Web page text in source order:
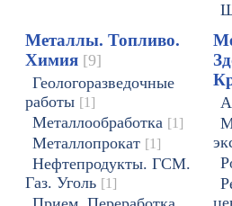
Металлы. Топливо.
Химия [9]
Геологоразведочные
работы [1]
Металлообработка [1]
Металлопрокат [1]
Нефтепродукты. ГСМ.
Газ. Уголь [1]